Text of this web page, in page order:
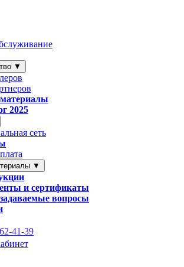
▼
2025
сеть
▼
и сертификаты
вопросы
41-39